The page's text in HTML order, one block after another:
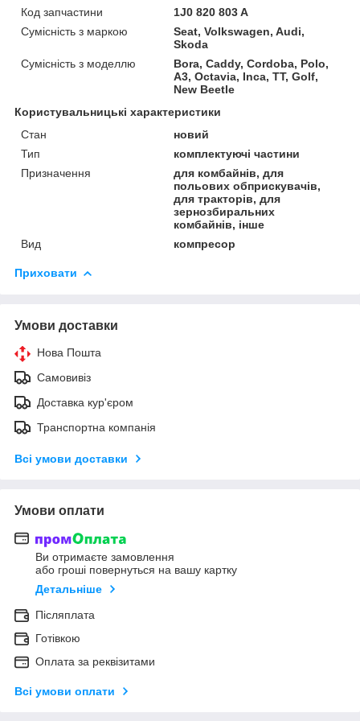
Код запчастини
1J0 820 803 A
Сумісність з маркою
Seat, Volkswagen, Audi,
Skoda
Сумісність з моделлю
Bora, Caddy, Cordoba, Polo,
A3, Octavia, Inca, TT, Golf,
New Beetle
Користувальницькі характеристики
Стан
новий
Тип
комплектуючі частини
Призначення
для комбайнів, для
польових обприскувачів,
для тракторів, для
зернозбиральних
комбайнів, інше
Вид
компресор
Приховати
Умови доставки
Нова Пошта
Самовивіз
Доставка кур'єром
Транспортна компанія
Всі умови доставки
Умови оплати
Ви отримаєте замовлення
або гроші повернуться на вашу картку
Детальніше
Післяплата
Готівкою
Оплата за реквізитами
Всі умови оплати